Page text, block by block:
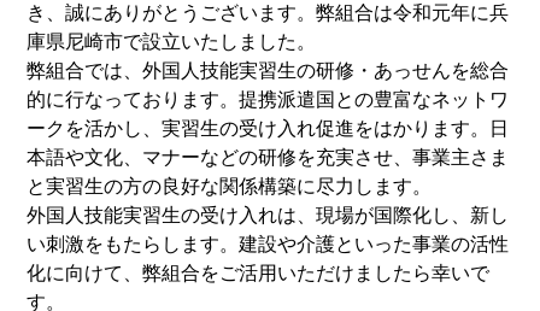
き、誠にありがとうございます。弊組合は令和元年に兵
庫県尼崎市で設立いたしました。
弊組合では、外国人技能実習生の研修・あっせんを総合
的に行なっております。提携派遣国との豊富なネットワ
ークを活かし、実習生の受け入れ促進をはかります。日
本語や文化、マナーなどの研修を充実させ、事業主さま
と実習生の方の良好な関係構築に尽力します。
外国人技能実習生の受け入れは、現場が国際化し、新し
い刺激をもたらします。建設や介護といった事業の活性
化に向けて、弊組合をご活用いただけましたら幸いで
す。